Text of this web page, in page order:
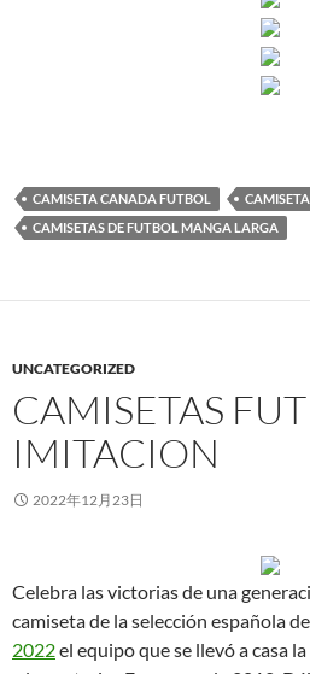
CAMISETA CANADA FUTBOL
CAMISETAS DE FUTBOL MANGA LARGA
UNCATEGORIZED
CAMISETAS
IMITACION
2022年12月23日
Celebra las victorias de una
camiseta de la selección española
2022el equipo que se llevó a casa